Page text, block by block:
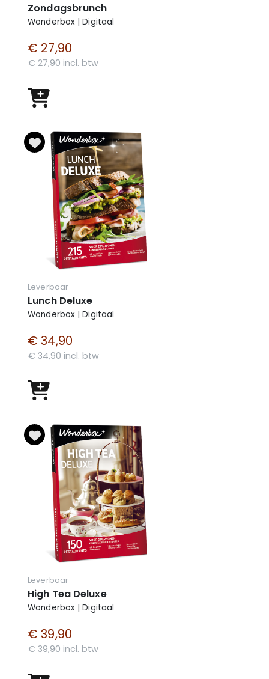
Zondagsbrunch
Wonderbox | Digitaal
€ 27,90
€ 27,90 incl. btw
Leverbaar
Lunch Deluxe
Wonderbox | Digitaal
€ 34,90
€ 34,90 incl. btw
Leverbaar
High Tea Deluxe
Wonderbox | Digitaal
€ 39,90
€ 39,90 incl. btw